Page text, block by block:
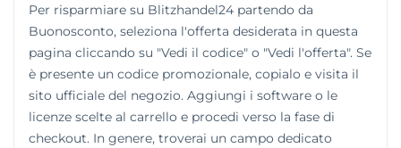
remoto.
Per risparmiare su Blitzhandel24 partendo da
Buonosconto, seleziona l'offerta desiderata in questa
pagina cliccando su "Vedi il codice" o "Vedi l'offerta". Se
è presente un codice promozionale, copialo e visita il
sito ufficiale del negozio. Aggiungi i software o le
licenze scelte al carrello e procedi verso la fase di
checkout. In genere, troverai un campo dedicato